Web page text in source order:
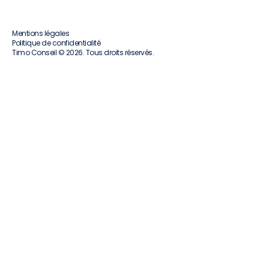
Timo Conseil © 2026. Tous droits réservés.
Mentions légales
Politique de confidentialité